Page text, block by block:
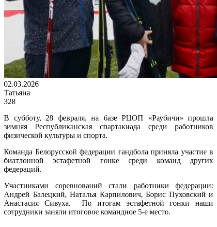
02.03.2026
Татьяна
328
В субботу, 28 февраля, на базе РЦОП «Раубичи» прошла
зимняя Республиканская спартакиада среди работников
физической культуры и спорта.
Команда Белорусской федерации гандбола приняла участие в
биатлонной эстафетной гонке среди команд других
федераций.
Участниками соревнований стали работники федерации:
Андрей Балецкий, Наталья Карпилович, Борис Пуховский и
Анастасия Сивуха. По итогам эстафетной гонки наши
сотрудники заняли итоговое командное 5-е место.